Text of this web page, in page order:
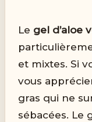
Le gel d’aloe
et mixtes. Si
vous
gras qui ne
sébacées. Le